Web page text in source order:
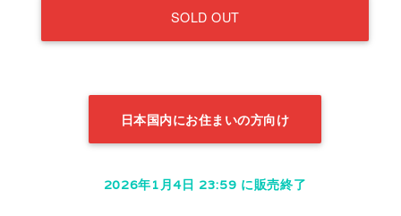
SOLD OUT
日本国内にお住まいの方向け
2026年1月4日 23:59 に販売終了